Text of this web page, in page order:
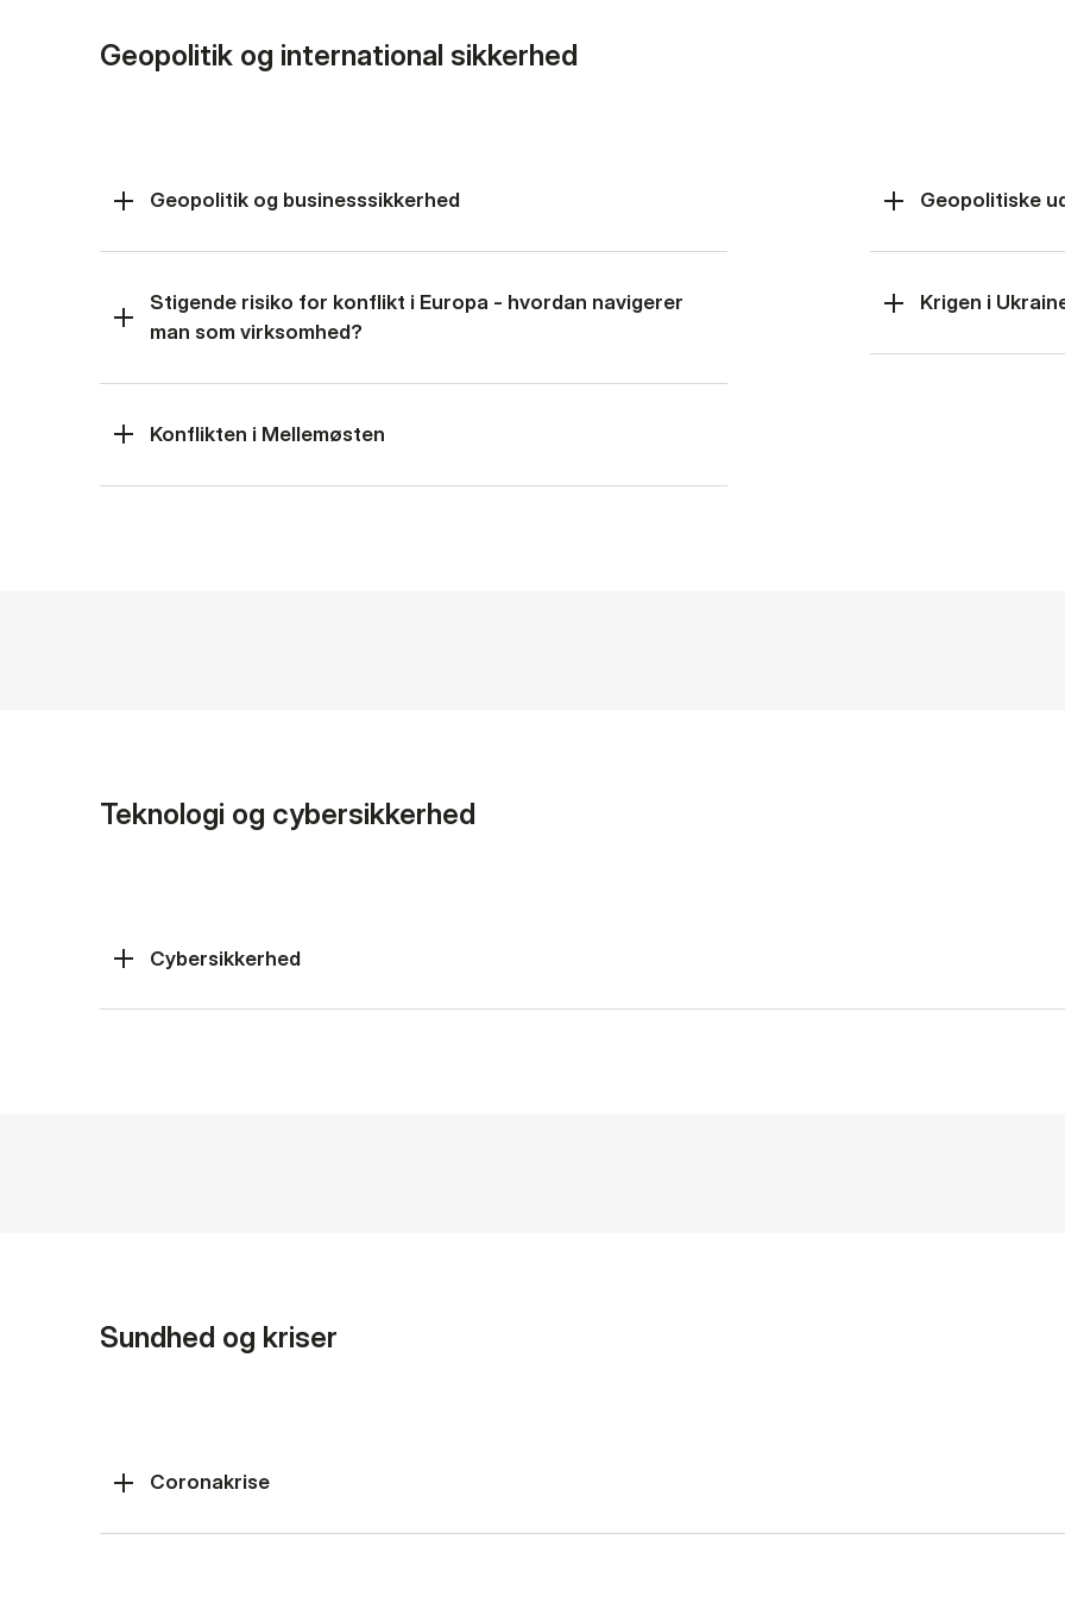
Geopolitik og international sikkerhed
Geopolitik og businesssikkerhed
Stigende risiko for konflikt i Europa - hvordan navigerer
man som virksomhed?
Konflikten i Mellemøsten
Geopolitiske
Krigen i
Teknologi og cybersikkerhed
Cybersikkerhed
Sundhed og kriser
Coronakrise